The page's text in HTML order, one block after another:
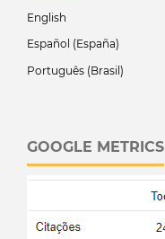
English
Español (España)
Português (Brasil)
GOOGLE METRICS